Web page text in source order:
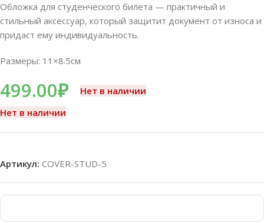
Обложка для студенческого билета — практичный и
стильный аксессуар, который защитит документ от износа и
придаст ему индивидуальность.
Размеры: 11×8.5см
499.00₽
Нет в наличии
Нет в наличии
Артикул: COVER-STUD-5